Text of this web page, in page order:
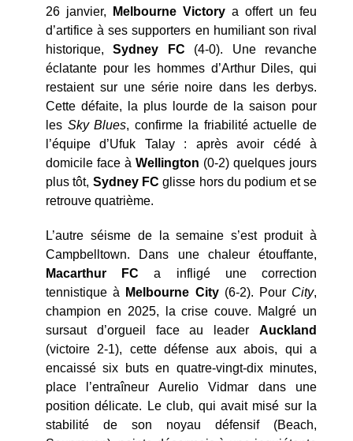
26 janvier,
Melbourne Victory a offert un feu
d’artifice à ses supporters en humiliant son rival
historique,Sydney FC (4-0). Une revanche
éclatante pour les hommes d’Arthur Diles, qui
restaient sur une série noire dans les derbys.
Cette défaite, la plus lourde de la saison pour
les Sky Blues, confirme la friabilité actuelle de
l’équipe d’Ufuk Talay : après avoir cédé à
domicile face à Wellington (0-2) quelques jours
plus tôt, Sydney FCglisse hors du podium et se
retrouve quatrième.
L’autre séisme de la semaine s’est produit à
Campbelltown. Dans une chaleur étouffante,
Macarthur
FC a infligé une correction
tennistique à
Melbourne City(6-2). Pour City,
champion en 2025, la crise couve. Malgré un
sursaut d’orgueil face au leader Auckland
(victoire 2-1), cette défense aux abois, qui a
encaissé six buts en quatre-vingt-dix minutes,
place l’entraîneur Aurelio Vidmar dans une
position délicate. Le club, qui avait misé sur la
stabilité de son noyau défensif (Beach,